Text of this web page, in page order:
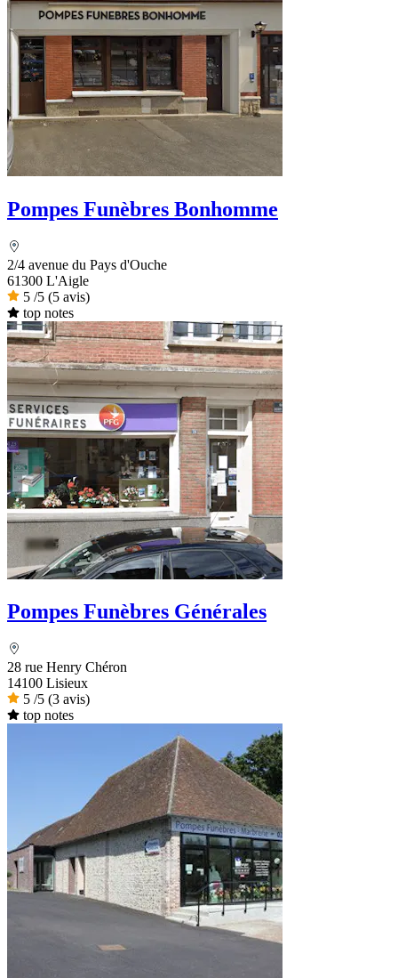
Pompes Funèbres Bonhomme
2/4 avenue du Pays d'Ouche
61300 L'Aigle
5 /5 (5 avis)
top notes
Pompes Funèbres Générales
28 rue Henry Chéron
14100 Lisieux
5 /5 (3 avis)
top notes